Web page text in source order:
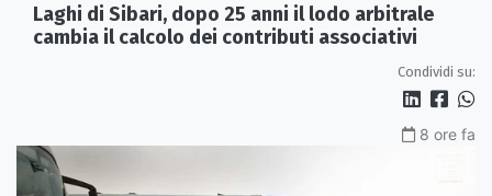
Laghi di Sibari, dopo 25 anni il lodo arbitrale
cambia il calcolo dei contributi associativi
Condividi su:
8 ore fa